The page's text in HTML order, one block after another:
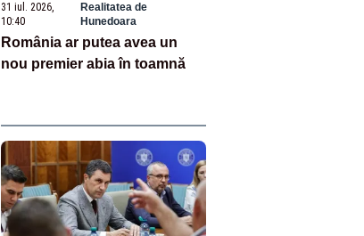
31 iul. 2026,
10:40
Realitatea de
Hunedoara
România ar putea avea un
nou premier abia în toamnă